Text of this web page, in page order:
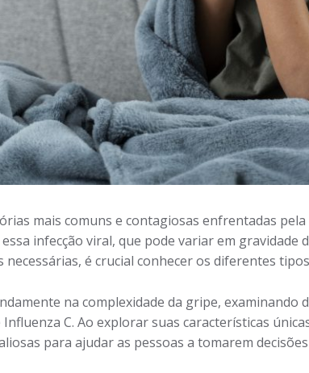
mais comuns e contagiosas enfrentadas
infecção viral, que pode variar em gravidade
é crucial conhecer os diferentes
na complexidade da gripe, examinando
C. Ao explorar suas características
para ajudar as pessoas a tomarem